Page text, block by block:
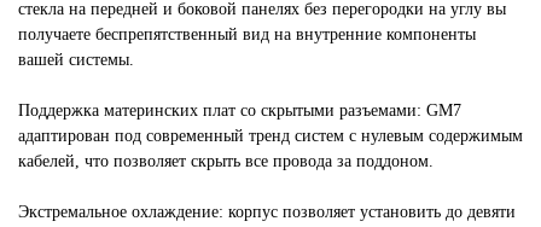
стекла на передней и боковой панелях без перегородки на углу вы
получаете беспрепятственный вид на внутренние компоненты
вашей системы.
Поддержка материнских плат со скрытыми разъемами: GM7
адаптирован под современный тренд систем с нулевым содержимым
кабелей, что позволяет скрыть все провода за поддоном.
Экстремальное охлаждение: корпус позволяет установить до девяти